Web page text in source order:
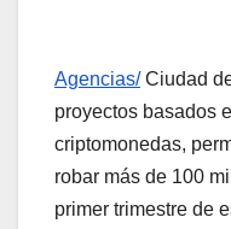
Agencias/Ciudad
proyectos basados
criptomonedas,
robar más de 100
primer trimestre de